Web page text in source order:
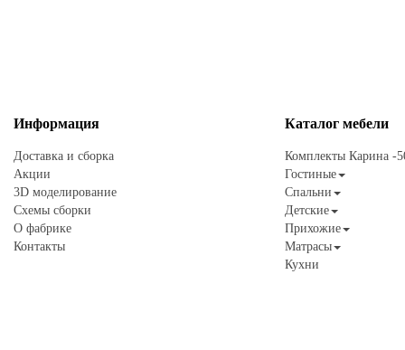
Информация
Доставка и сборка
Акции
3D моделирование
Схемы сборки
О фабрике
Контакты
Каталог мебели
Комплекты Карина -
Гостиные
Спальни
Детские
Прихожие
Матрасы
Кухни